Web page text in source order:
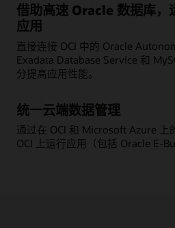
借助高速 Oracle 数据库，
应用
直接连接 OCI 中的 Oracle
Exadata Database Service 和
分提高应用性能。
统一云端数据管理
通过在 OCI 和 Microsoft Azure 上
OCI 上运行应用（包括 Oracle E-